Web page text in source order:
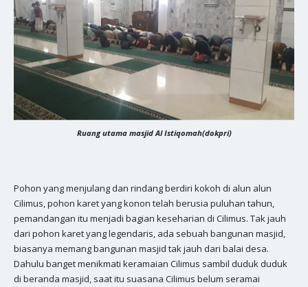
Ruang utama masjid Al Istiqomah(dokpri)
Pohon yang menjulang dan rindang berdiri kokoh di alun alun
Cilimus, pohon karet yang konon telah berusia puluhan tahun,
pemandangan itu menjadi bagian keseharian di Cilimus. Tak jauh
dari pohon karet yang legendaris, ada sebuah bangunan masjid,
biasanya memang bangunan masjid tak jauh dari balai desa.
Dahulu banget menikmati keramaian Cilimus sambil duduk duduk
di beranda masjid, saat itu suasana Cilimus belum seramai